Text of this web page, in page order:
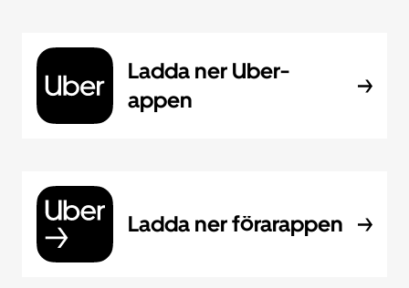
Ladda ner Uber-
appen
Ladda ner förarappen